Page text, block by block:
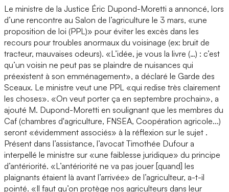
Le ministre de la Justice Éric Dupond-Moretti a annoncé, lors
d’une rencontre au Salon de l’agriculture le 3 mars, «une
proposition de loi (PPL)» pour éviter les excès dans les
recours pour troubles anormaux du voisinage (ex: bruit de
tracteur, mauvaises odeurs). «L’idée, je vous la livre (…) : c’est
qu’un voisin ne peut pas se plaindre de nuisances qui
préexistent à son emménagement», a déclaré le Garde des
Sceaux. Le ministre veut une PPL «qui redise très clairement
les choses». «On veut porter ça en septembre prochain», a
ajouté M. Dupond-Moretti en soulignant que les membres du
Caf (chambres d'agriculture, FNSEA, Coopération agricole...)
seront «évidemment associés» à la réflexion sur le sujet .
Présent dans l’assistance, l’avocat Timothée Dufour a
interpellé le ministre sur «une faiblesse juridique» du principe
d’antériorité. «L’antériorité ne va pas jouer [quand] les
plaignants étaient là avant l’arrivée» de l’agriculteur, a-t-il
pointé. «Il faut qu’on protège nos agriculteurs dans leur